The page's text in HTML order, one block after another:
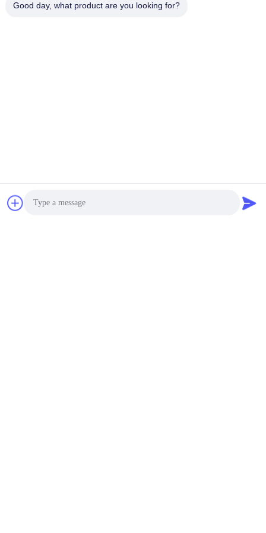
Good day, what product are you looking for?